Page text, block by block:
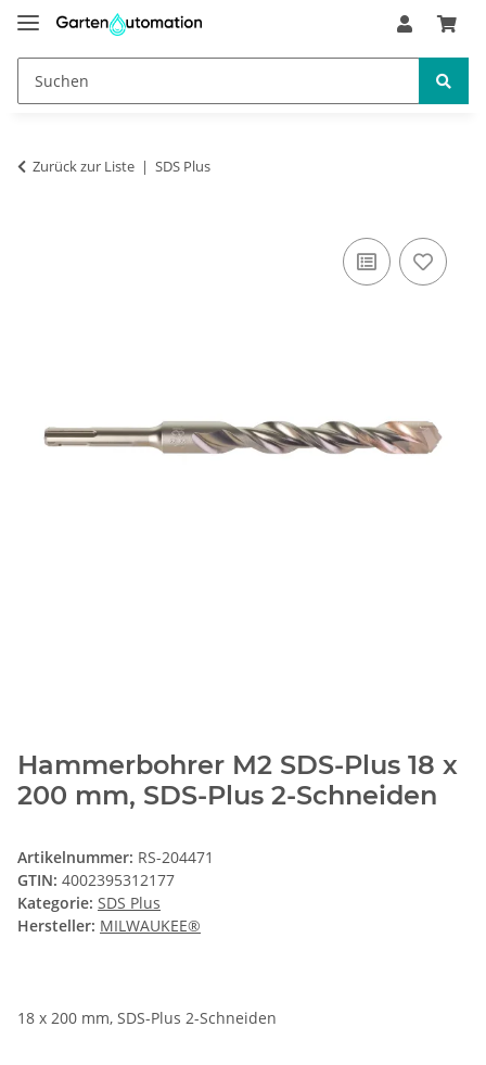
Zurück zur Liste SDS Plus
Hammerbohrer M2 SDS-Plus 18 x
200 mm, SDS-Plus 2-Schneiden
Artikelnummer: RS-204471
GTIN: 4002395312177
Kategorie: SDS Plus
Hersteller: MILWAUKEE®
18 x 200 mm, SDS-Plus 2-Schneiden